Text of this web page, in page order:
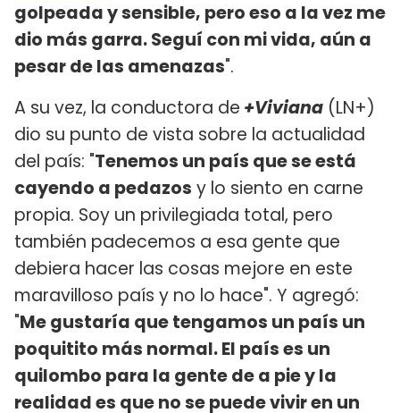
golpeada y sensible, pero eso a la vez me
dio más garra. Seguí con mi vida, aún a
pesar de las amenazas".
A su vez, la conductora de +Viviana (LN+)
dio su punto de vista sobre la actualidad
del país: "Tenemos un país que se está
cayendo a pedazos y lo siento en carne
propia. Soy un privilegiada total, pero
también padecemos a esa gente que
debiera hacer las cosas mejore en este
maravilloso país y no lo hace". Y agregó:
"Me gustaría que tengamos un país un
poquitito más normal. El país es un
quilombo para la gente de a pie y la
realidad es que no se puede vivir en un